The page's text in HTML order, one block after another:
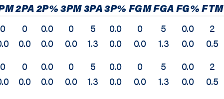
2PA2P%3PM3PA3P% FGMFGAFG%FTM
0
0
0.0
0.0
0.0
0
0.0
5
1.3
0.0
0.0
0
0.0
5
1.3
0.0
0.0
2
0.5
0
0
0.0
0.0
0.0
0
0.0
5
1.3
0.0
0.0
0
0.0
5
1.3
0.0
0.0
2
0.5